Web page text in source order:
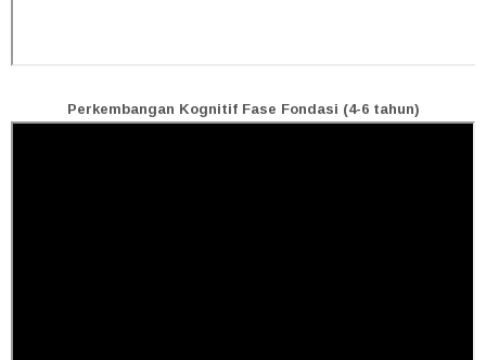
Perkembangan Kognitif Fase Fondasi (4-6 tahun)